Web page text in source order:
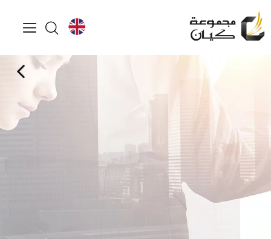
لمعرفة المزيد
تصفح ملف الشركة